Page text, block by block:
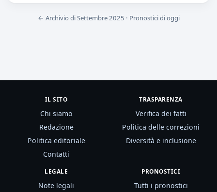
← Archivio di Settembre 2025 · Pronostici di oggi
IL SITO
Chi siamo
Redazione
Politica editoriale
Contatti
TRASPARENZA
Verifica dei fatti
Politica delle correzioni
Diversità e inclusione
LEGALE
Note legali
PRONOSTICI
Tutti i pronostici